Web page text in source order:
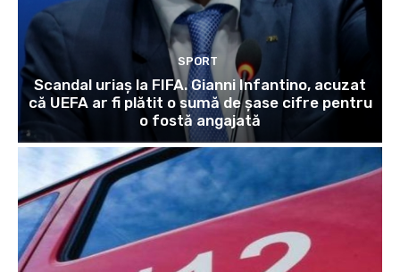
SPORT
Scandal uriaș la FIFA. Gianni Infantino, acuzat
că UEFA ar fi plătit o sumă de șase cifre pentru
o fostă angajată